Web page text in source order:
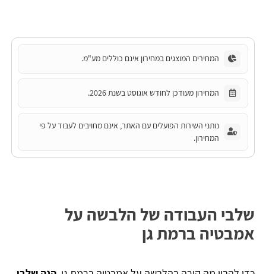
המחירים המוצגים במחירון אינם כוללים מע"מ.
המחירון מעודכן לחודש אוגוסט בשנת 2026.
נותני השירות הפועלים עם האתר, אינם מחויבים לעבוד על פי
המחירון.
שלבי העבודה של הלבשה על
אמבטיה ברמת גן